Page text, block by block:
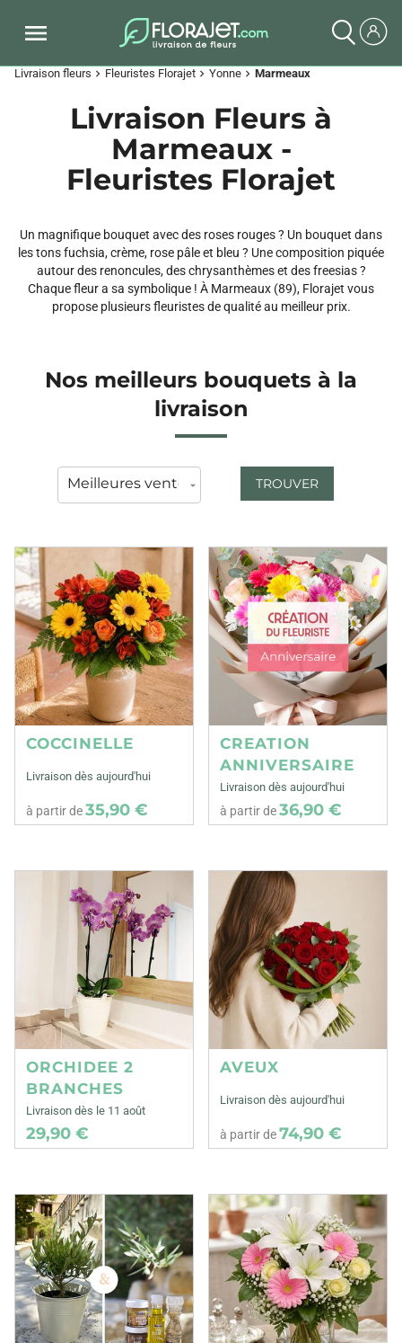
Livraison fleurs chevron_right Fleuristes Florajet chevron_right Yonne chevron_right Marmeaux
Livraison Fleurs à
Marmeaux -
Fleuristes Florajet
Un magnifique bouquet avec des roses rouges ? Un bouquet dans
les tons fuchsia, crème, rose pâle et bleu ? Une composition piquée
autour des renoncules, des chrysanthèmes et des freesias ?
Chaque fleur a sa symbolique ! À Marmeaux (89), Florajet vous
propose plusieurs fleuristes de qualité au meilleur prix.
Nos meilleurs bouquets à la
livraison
TROUVER
COCCINELLE
Livraison dès aujourd'hui
à partir de35,90 €
CREATION
ANNIVERSAIRE
Livraison dès aujourd'hui
à partir de36,90 €
ORCHIDEE 2
BRANCHES
Livraison dès le 11 août
29,90 €
AVEUX
Livraison dès aujourd'hui
à partir de74,90 €